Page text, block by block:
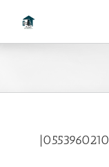
شركة جلي وتلميع الرخام بالقطيف |0553960210|